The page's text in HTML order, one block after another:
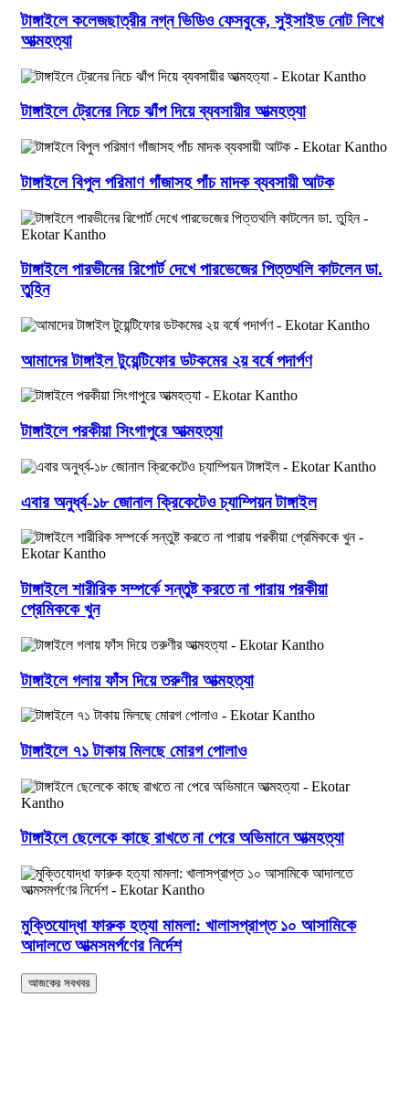
টাঙ্গাইলে কলেজছাত্রীর নগ্ন ভিডিও ফেসবুকে, সুইসাইড নোট লিখে
আত্মহত্যা
টাঙ্গাইলে ট্রেনের নিচে ঝাঁপ দিয়ে ব্যবসায়ীর আত্মহত্যা
টাঙ্গাইলে বিপুল পরিমাণ গাঁজাসহ পাঁচ মাদক ব্যবসায়ী আটক
টাঙ্গাইলে পারভীনের রিপোর্ট দেখে পারভেজের পিত্তথলি কাটলেন ডা.
তুহিন
আমাদের টাঙ্গাইল টুয়েন্টিফোর ডটকমের ২য় বর্ষে পদার্পণ
টাঙ্গাইলে পরকীয়া সিংগাপুরে আত্মহত্যা
এবার অনুর্ধ্ব-১৮ জোনাল ক্রিকেটেও চ্যাম্পিয়ন টাঙ্গাইল
টাঙ্গাইলে শারীরিক সম্পর্কে সন্তুষ্ট করতে না পারায় পরকীয়া
প্রেমিককে খুন
টাঙ্গাইলে গলায় ফাঁস দিয়ে তরুণীর আত্মহত্যা
টাঙ্গাইলে ৭১ টাকায় মিলছে মোরগ পোলাও
টাঙ্গাইলে ছেলেকে কাছে রাখতে না পেরে অভিমানে আত্মহত্যা
মুক্তিযোদ্ধা ফারুক হত্যা মামলা: খালাসপ্রাপ্ত ১০ আসামিকে
আদালতে আত্মসমর্পণের নির্দেশ